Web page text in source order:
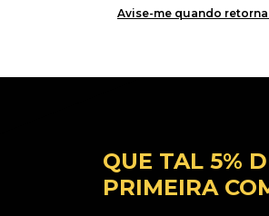
Avise-me quando
QUE TAL 5%
PRIMEIRA